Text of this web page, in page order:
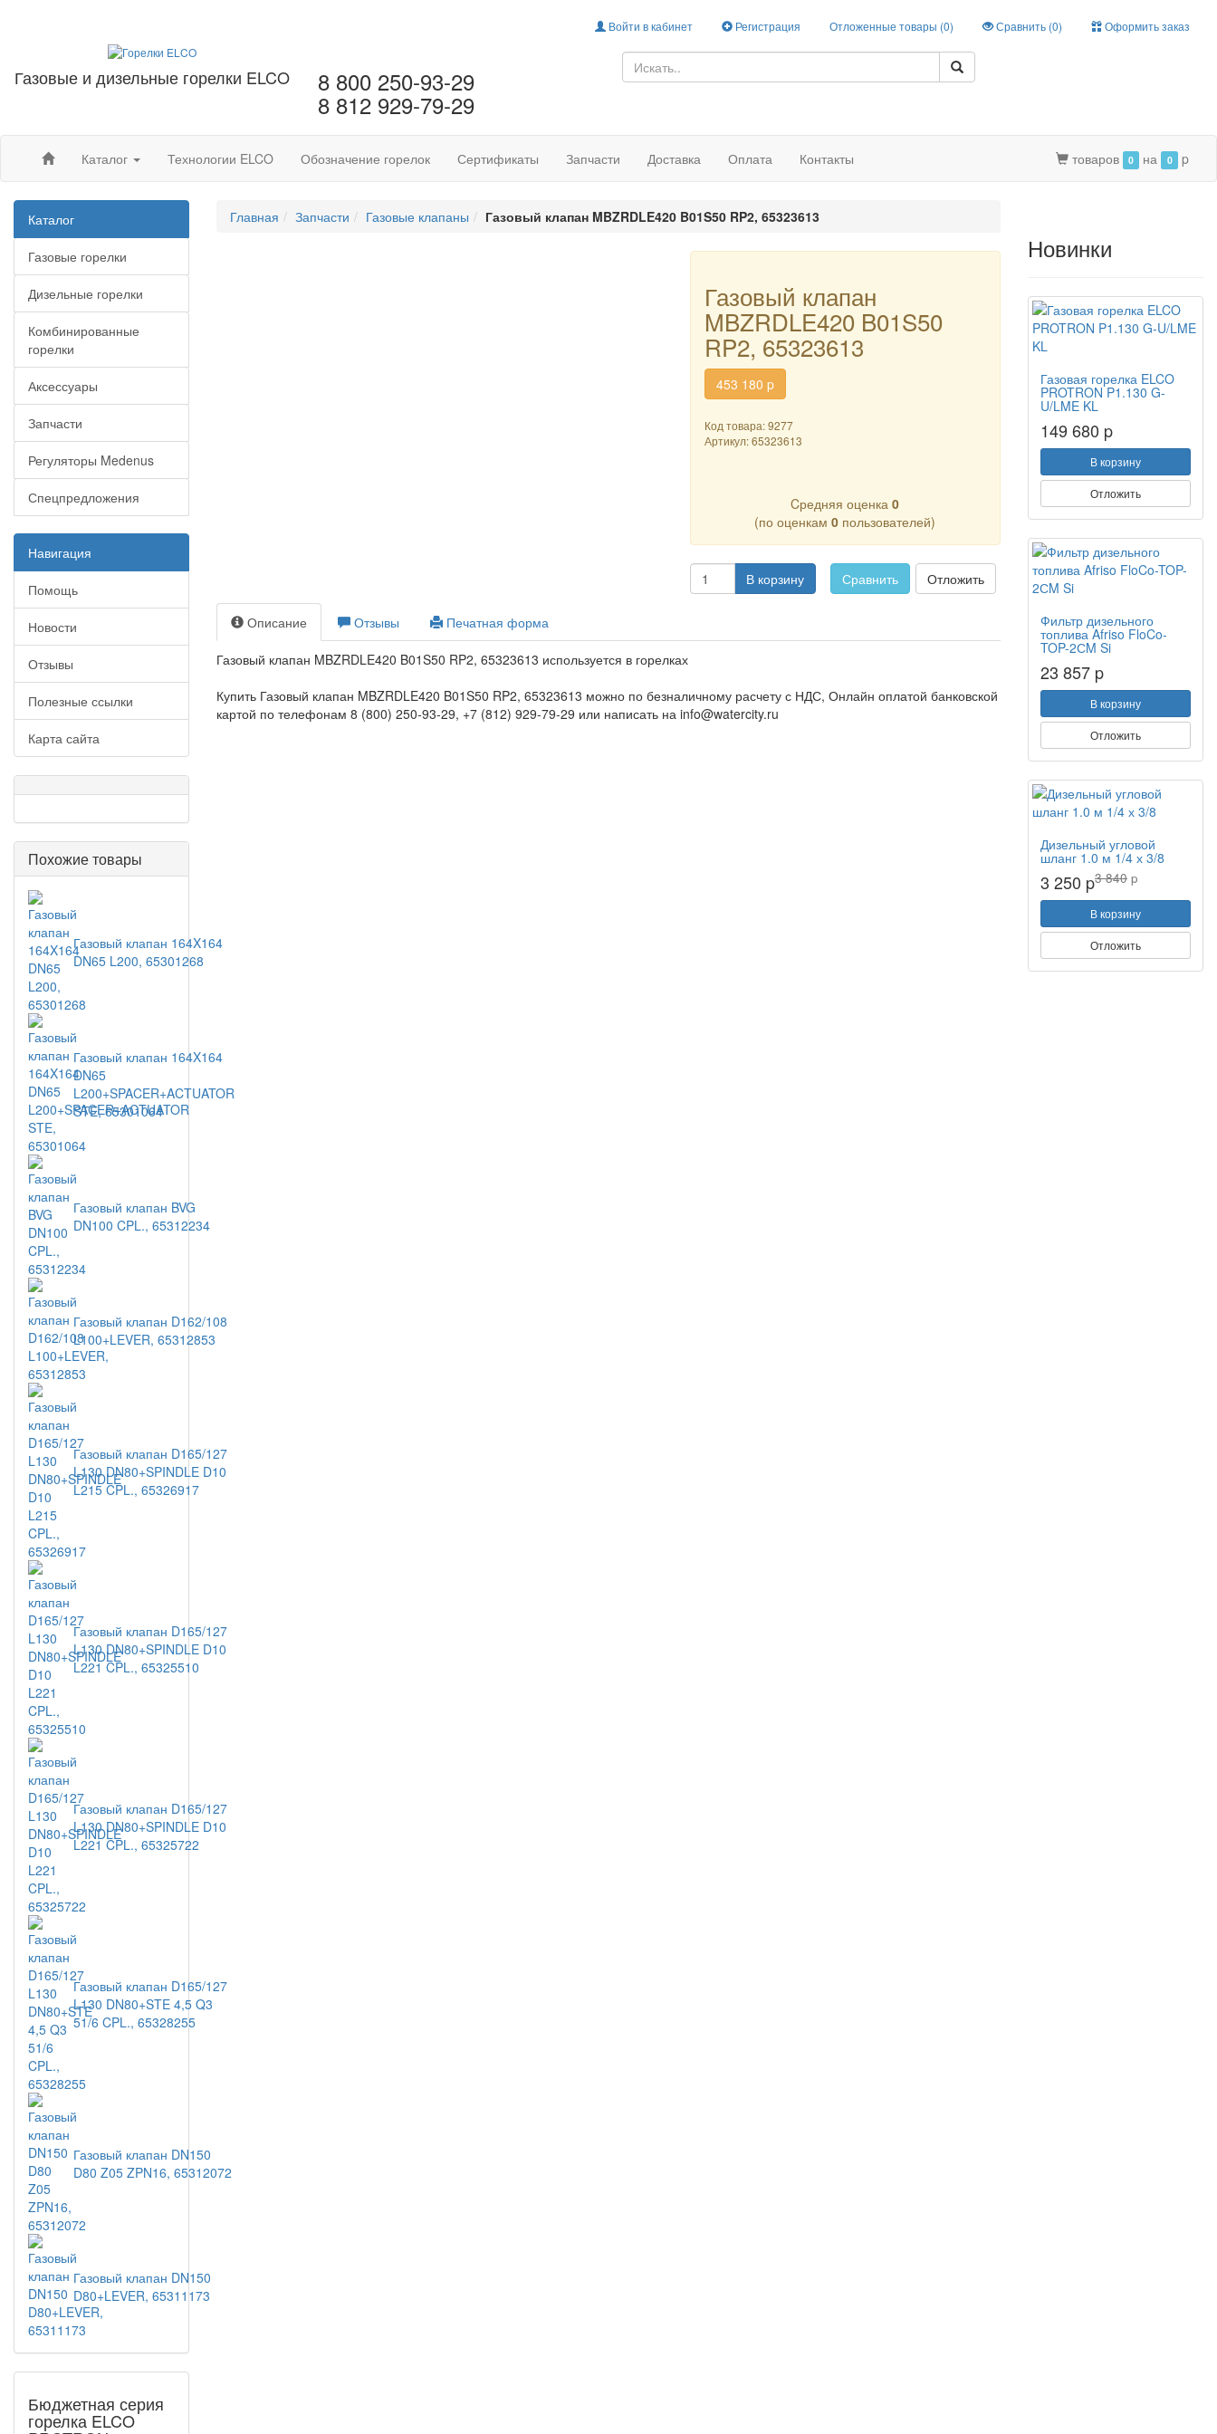
Газовые и дизельные горелки ELCO
Войти в кабинет Регистрация Отложенные товары (0) Сравнить (0) Оформить заказ
8 800 250-93-29
8 812 929-79-29
Каталог Технологии ELCO Обозначение горелок Сертификаты Запчасти Доставка Оплата Контакты товаров 0 на 0 p
Каталог
Газовые горелки
Дизельные горелки
Комбинированные
горелки
Аксессуары
Запчасти
Регуляторы Medenus
Спецпредложения
Навигация
Помощь
Новости
Отзывы
Полезные ссылки
Карта сайта
Похожие товары
Газовый клапан 164X164
DN65 L200, 65301268
Газовый клапан 164X164
DN65
L200+SPACER+ACTUATOR
STE, 65301064
Газовый клапан BVG
DN100 CPL., 65312234
Газовый клапан D162/108
L100+LEVER, 65312853
Газовый клапан D165/127
L130 DN80+SPINDLE D10
L215 CPL., 65326917
Газовый клапан D165/127
L130 DN80+SPINDLE D10
L221 CPL., 65325510
Газовый клапан D165/127
L130 DN80+SPINDLE D10
L221 CPL., 65325722
Газовый клапан D165/127
L130 DN80+STE 4,5 Q3
51/6 CPL., 65328255
Газовый клапан DN150
D80 Z05 ZPN16, 65312072
Газовый клапан DN150
D80+LEVER, 65311173
Бюджетная серия
горелка ELCO
Главная Запчасти Газовые клапаны Газовый клапан MBZRDLE420 B01S50 RP2, 65323613
Газовый клапан
MBZRDLE420 B01S50
RP2, 65323613
453 180 p
Код товара: 9277
Артикул:65323613
Cредняя оценка0
(по оценкам0 пользователей)
В корзину Сравнить Отложить
Описание Отзывы Печатная форма
Газовый клапан MBZRDLE420 B01S50 RP2, 65323613 используется в горелках
Купить Газовый клапан MBZRDLE420 B01S50 RP2, 65323613 можно по безналичному расчету с НДС, Онлайн оплатой банковской
картой по телефонам 8 (800) 250-93-29, +7 (812) 929-79-29 или написать на info@watercity.ru
Новинки
Газовая горелка ELCO
PROTRON P1.130 G-
U/LME KL
149 680 p
В корзину
Отложить
Фильтр дизельного
топлива Afriso FloCo-
TOP-2СM Si
23 857 p
В корзину
Отложить
Дизельный угловой
шланг 1.0 м 1/4 х 3/8
3 250 p3 840 p
В корзину
Отложить